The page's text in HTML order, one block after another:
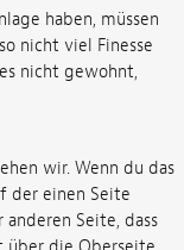
haben, müssen
nicht viel Finesse
nicht gewohnt,
wir. Wenn du das
der einen Seite
Seite, dass